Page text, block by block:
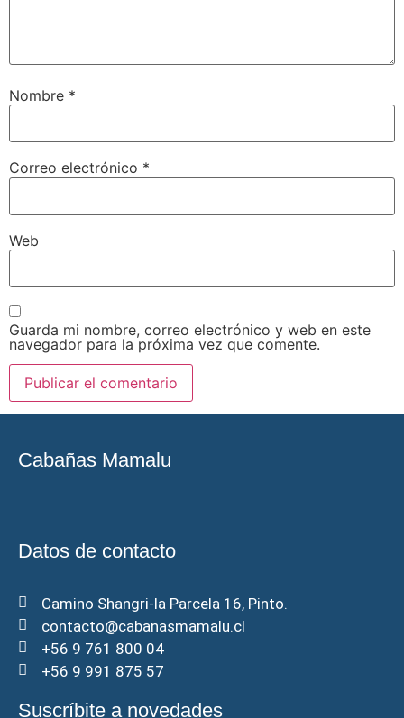
Nombre *
Correo electrónico *
Web
Guarda mi nombre, correo electrónico y web en este
navegador para la próxima vez que comente.
Cabañas Mamalu
Datos de contacto
Camino Shangri-la Parcela 16, Pinto.
contacto@cabanasmamalu.cl
+56 9 761 800 04
+56 9 991 875 57
Suscríbite a novedades